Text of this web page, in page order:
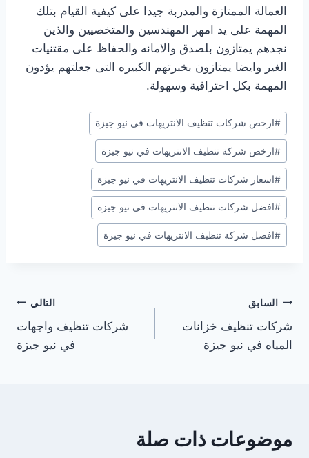
العمالة الممتازة والمدربة جيدا على كيفية القيام بتلك
المهمة على يد امهر المهندسين والمتخصيين والذين
نجدهم يمتازون بلصدق والامانه والحفاظ على مقتنيات
الغير وايضا يمتازون بخبرتهم الكبيره التى جعلتهم يؤدون
المهمة بكل احترافية وسهولة.
وسوم
المقال:
#ارخص شركات تنظيف الانتريهات في نيو جيزة
#ارخص شركة تنظيف الانتريهات في نيو جيزة
#اسعار شركات تنظيف الانتريهات في نيو جيزة
#افضل شركات تنظيف الانتريهات في نيو جيزة
#افضل شركة تنظيف الانتريهات في نيو جيزة
تصفّح
المقالات
السابق
شركات تنظيف خزانات
المياه في نيو جيزة
التالي
شركات تنظيف واجهات
في نيو جيزة
موضوعات ذات صلة